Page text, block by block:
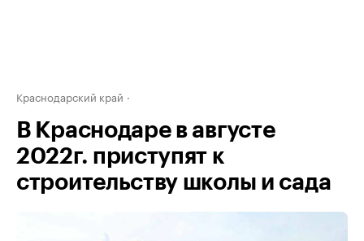
Краснодарский край
В Краснодаре в августе
2022г. приступят к
строительству школы и сада